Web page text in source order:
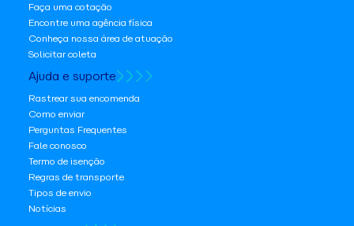
Faça uma cotação
Encontre uma agência física
Conheça nossa área de atuação
Solicitar coleta
Ajuda e suporte
Rastrear sua encomenda
Como enviar
Perguntas Frequentes
Fale conosco
Termo de isenção
Regras de transporte
Tipos de envio
Notícias